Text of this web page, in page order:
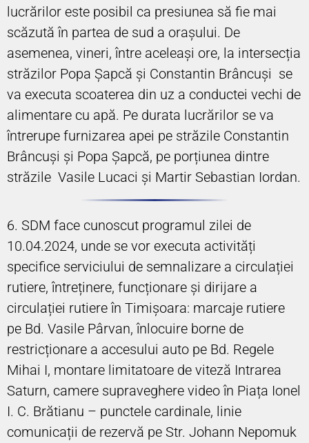
lucrărilor este posibil ca presiunea să fie mai
scăzută în partea de sud a orașului. De
asemenea, vineri, între aceleași ore, la intersecția
străzilor Popa Șapcă și Constantin Brâncuși se
va executa scoaterea din uz a conductei vechi de
alimentare cu apă. Pe durata lucrărilor se va
întrerupe furnizarea apei pe străzile Constantin
Brâncuși și Popa Șapcă, pe porțiunea dintre
străzile Vasile Lucaci și Martir Sebastian Iordan.
6. SDM face cunoscut programul zilei de
10.04.2024, unde se vor executa activități
specifice serviciului de semnalizare a circulației
rutiere, întreținere, funcționare și dirijare a
circulației rutiere în Timișoara: marcaje rutiere
pe Bd. Vasile Pârvan, înlocuire borne de
restricționare a accesului auto pe Bd. Regele
Mihai I, montare limitatoare de viteză Intrarea
Saturn, camere supraveghere video în Piața Ionel
I. C. Brătianu – punctele cardinale, linie
comunicații de rezervă pe Str. Johann Nepomuk